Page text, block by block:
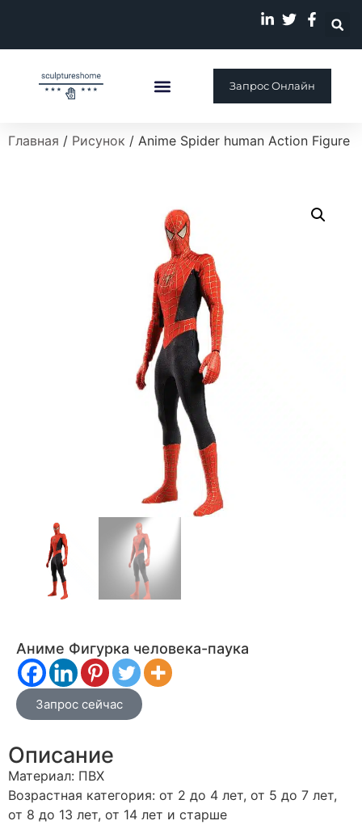
Запрос Онлайн
Главная / Рисунок / Anime Spider human Action Figure
Аниме Фигурка человека-паука
Запрос сейчас
Описание
Материал: ПВХ
Возрастная категория: от 2 до 4 лет, от 5 до 7 лет,
от 8 до 13 лет, от 14 лет и старше